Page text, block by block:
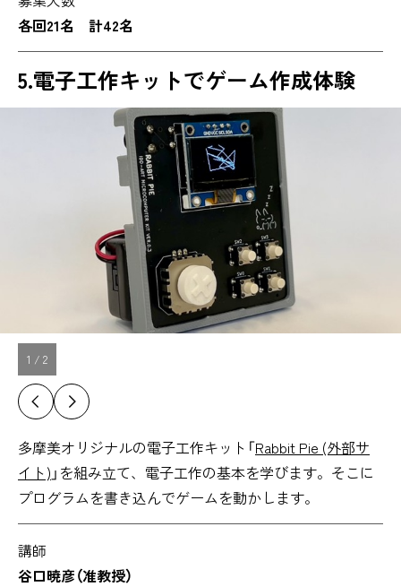
各回21名 計42名
5.電子工作キットでゲーム作成体験
1 / 2
多摩美オリジナルの電子工作キット「Rabbit Pie (外部サ
イト) 」を組み立て、電子工作の基本を学びます。そこに
プログラムを書き込んでゲームを動かします。
講師
谷口暁彦（准教授）